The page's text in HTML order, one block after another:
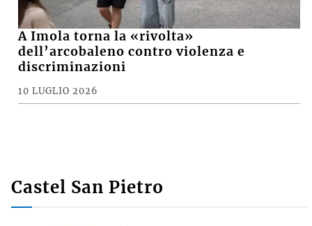
A Imola torna la «rivolta»
dell’arcobaleno contro violenza e
discriminazioni
10 LUGLIO 2026
Castel San Pietro